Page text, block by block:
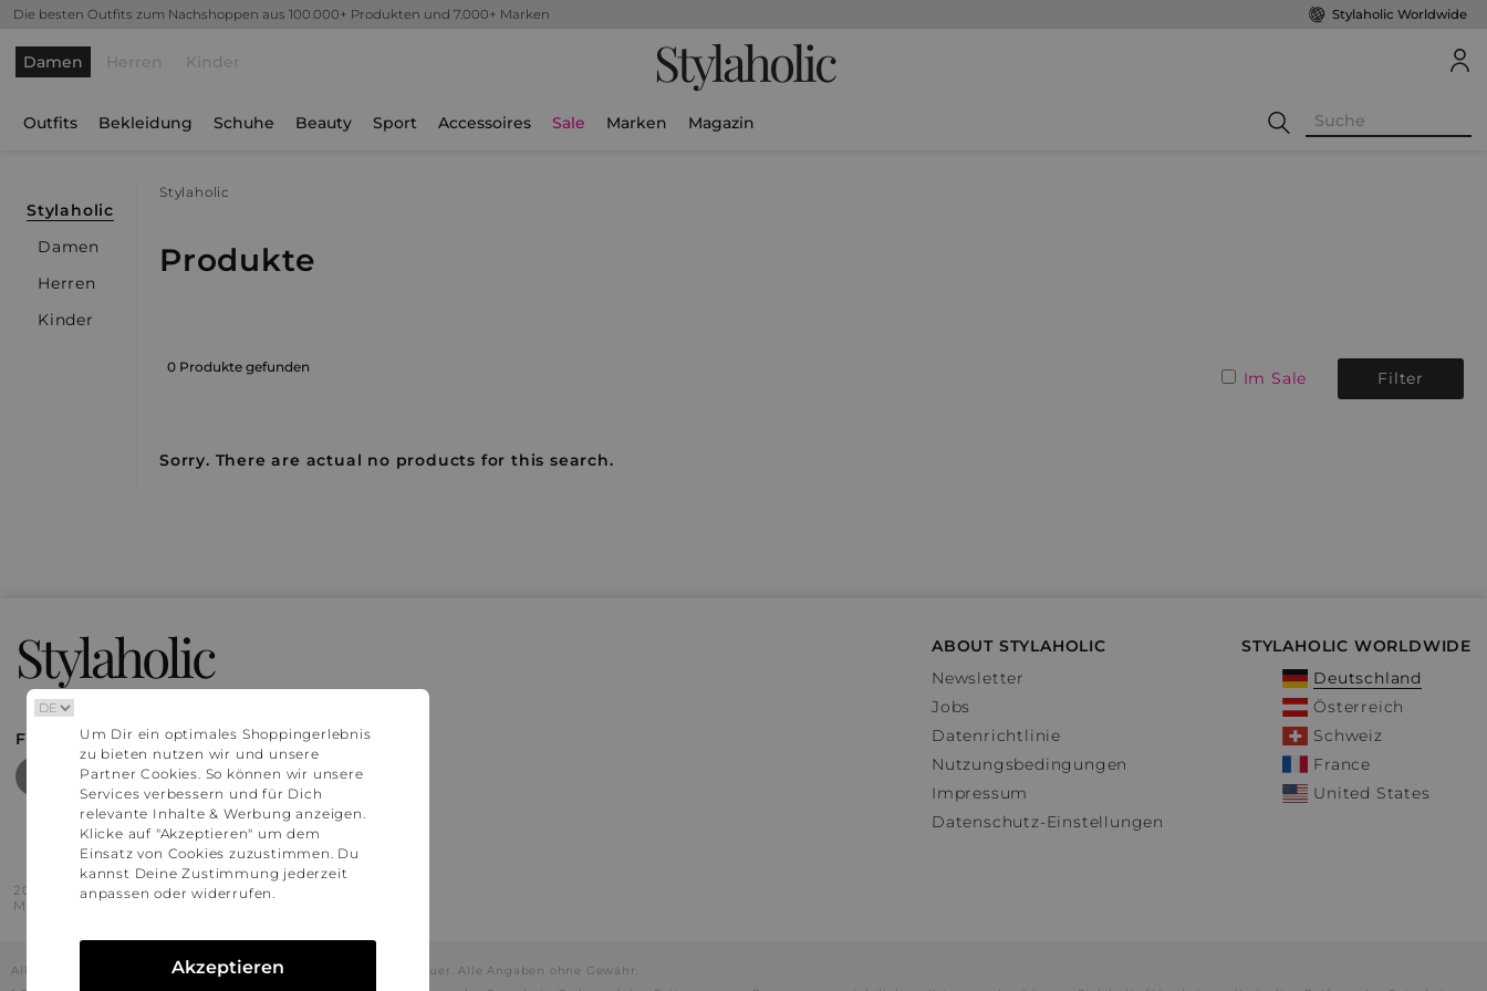
Die besten Outfits zum Nachshoppen aus 100.000+ Produkten und 7.000+ Marken Stylaholic Worldwide
Damen Herren Kinder Stylaholic
Outfits Bekleidung Schuhe Beauty Sport Accessoires Sale Marken Magazin
Stylaholic
Damen
Herren
Kinder
Stylaholic
Produkte
0 Produkte gefunden
Im Sale Filter
Sorry. There are actual no products for this search.
Stylaholic
FIND MORE INSPIRATION
ABOUT STYLAHOLIC
Newsletter
Jobs
Datenrichtlinie
Nutzungsbedingungen
Impressum
Datenschutz-Einstellungen
STYLAHOLIC WORLDWIDE
Deutschland
Österreich
Schweiz
France
United States
2016 - 2026 © Stylaholic.
Made for you with love in munich.
Alle Preise inkl. der jeweils geltenden gesetzlichen Mehrwertsteuer. Alle Angaben ohne Gewähr.
Um Dir ein optimales Shoppingerlebnis
zu bieten nutzen wir und unsere
Partner Cookies. So können wir unsere
Services verbessern und für Dich
relevante Inhalte & Werbung anzeigen.
Klicke auf "Akzeptieren" um dem
Einsatz von Cookies zuzustimmen. Du
kannst Deine Zustimmung jederzeit
anpassen oder widerrufen.
Akzeptieren